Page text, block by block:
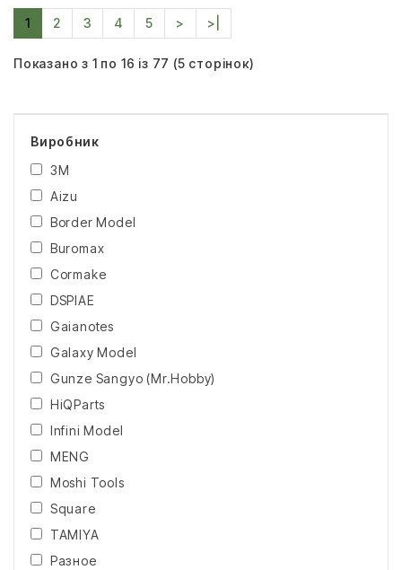
1 2 3 4 5 > >|
Показано з 1 по 16 із 77 (5 сторінок)
Виробник
3M
Aizu
Border Model
Buromax
Cormake
DSPIAE
Gaianotes
Galaxy Model
Gunze Sangyo (Mr.Hobby)
HiQParts
Infini Model
MENG
Moshi Tools
Square
TAMIYA
Разное